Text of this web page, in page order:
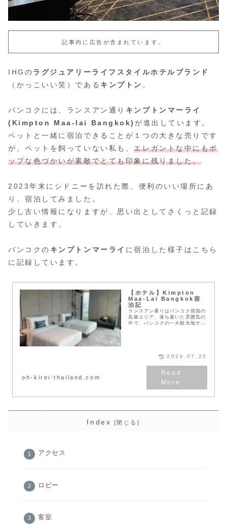
記事内に広告が含まれています。
IHGのラグジュアリーライフスタイルホテルブランド
（かっこいい笑）である キンプトン 。
バンコクには、ランスアン通り キンプトンマーライ
(Kimpton Maa-lai Bangkok) が進出しています。
ペットと一緒に宿泊できることが１つの大きな売りです
が、ペットを飼っていない私も、エレガントな中にもポ
ップな色づかいが素敵でとても印象に残りました。
2023年末にシドニーを訪れた際、便利のいい場所にあ
り、宿泊してみました。
少し古い情報になりますが、思い出としてさくっと記録
していきます。
バンコクの キンプトンマーライ に宿泊した様子はこちら
に記録しています。
【ホテル】Kimpton
Maa-Lai Bangkok宿
泊記
ランスアン通りはバンコク屈指の
高級エリア。落ち着いた雰囲気の
中で、バンコクの一大観光地サイ
隣接しています。
oh-kirei-thailand.com
2026.07.25
行】
Margot
Index
アクセス
ロビー
客室